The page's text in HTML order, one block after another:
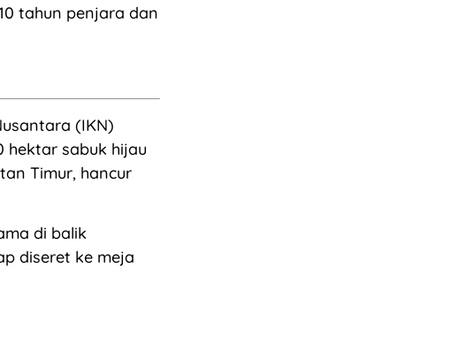
tahun penjara dan
(IKN)
hektar sabuk hijau
Timur, hancur
di balik
diseret ke meja